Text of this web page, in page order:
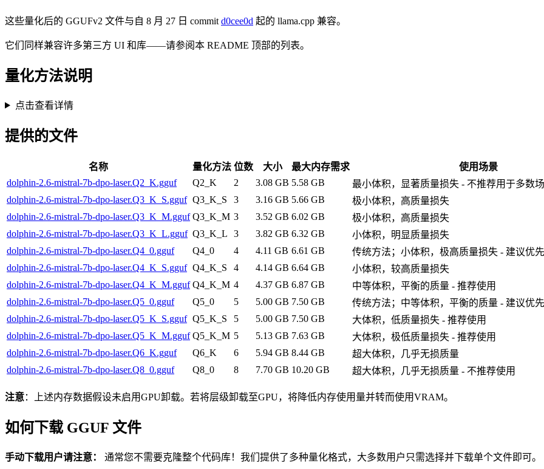
这些量化后的 GGUFv2 文件与自 8 月 27 日 commit d0cee0d 起的 llama.cpp 兼容。
它们同样兼容许多第三方 UI 和库——请参阅本 README 顶部的列表。
量化方法说明
点击查看详情
提供的文件
名称 量化方法 位数 大小 最大内存需求
使用场景
dolphin-2.6-mistral-7b-dpo-laser.Q2_K.gguf
Q2_K 2 3.08 GB 5.58 GB
最小体积，显著质量损失 - 不推荐用于多数
dolphin-2.6-mistral-7b-dpo-laser.Q3_K_S.gguf Q3_K_S 3 3.16 GB 5.66 GB
极小体积，高质量损失
dolphin-2.6-mistral-7b-dpo-laser.Q3_K_M.gguf Q3_K_M 3 3.52 GB 6.02 GB
极小体积，高质量损失
dolphin-2.6-mistral-7b-dpo-laser.Q3_K_L.gguf Q3_K_L 3 3.82 GB 6.32 GB
小体积，明显质量损失
dolphin-2.6-mistral-7b-dpo-laser.Q4_0.gguf
Q4_0 4 4.11 GB 6.61 GB
传统方法；小体积，极高质量损失 - 建议优
dolphin-2.6-mistral-7b-dpo-laser.Q4_K_S.gguf Q4_K_S 4 4.14 GB 6.64 GB
小体积，较高质量损失
dolphin-2.6-mistral-7b-dpo-laser.Q4_K_M.gguf Q4_K_M 4 4.37 GB 6.87 GB
中等体积，平衡的质量 - 推荐使用
dolphin-2.6-mistral-7b-dpo-laser.Q5_0.gguf
Q5_0 5 5.00 GB 7.50 GB
传统方法；中等体积，平衡的质量 - 建议优
dolphin-2.6-mistral-7b-dpo-laser.Q5_K_S.gguf Q5_K_S 5 5.00 GB 7.50 GB
大体积，低质量损失 - 推荐使用
dolphin-2.6-mistral-7b-dpo-laser.Q5_K_M.gguf Q5_K_M 5 5.13 GB 7.63 GB
大体积，极低质量损失 - 推荐使用
dolphin-2.6-mistral-7b-dpo-laser.Q6_K.gguf
Q6_K 6 5.94 GB 8.44 GB
超大体积，几乎无损质量
dolphin-2.6-mistral-7b-dpo-laser.Q8_0.gguf
Q8_0 8 7.70 GB 10.20 GB 超大体积，几乎无损质量 - 不推荐使用
注意：上述内存数据假设未启用GPU卸载。若将层级卸载至GPU，将降低内存使用量并转而使用VRAM。
如何下载 GGUF 文件
手动下载用户请注意： 通常您不需要克隆整个代码库！我们提供了多种量化格式，大多数用户只需选择并下载单个文件即可。